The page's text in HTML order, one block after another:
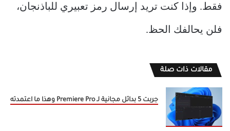
فقط. وإذا كنت تريد إرسال رمز تعبيري للباذنجان،
فلن يحالفك الحظ.
مقالات ذات صلة
جربت 5 بدائل مجانية لـ Premiere Pro وهذا ما اعتمدته